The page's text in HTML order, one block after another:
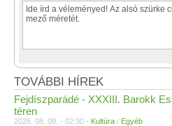
TOVÁBBI HÍREK
Fejdíszparádé - XXXIII. Barokk
téren
2026. 08. 09. - 02:30 - Kultúra / Egyéb